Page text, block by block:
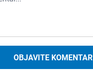
OBJAVITE KOMENTAR